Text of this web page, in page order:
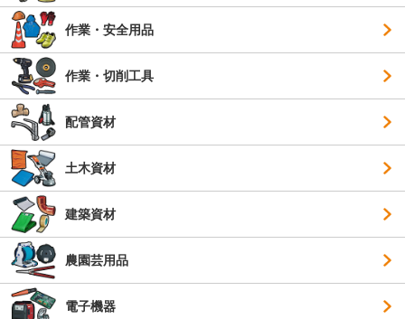
作業・安全用品
作業・切削工具
配管資材
土木資材
建築資材
農園芸用品
電子機器